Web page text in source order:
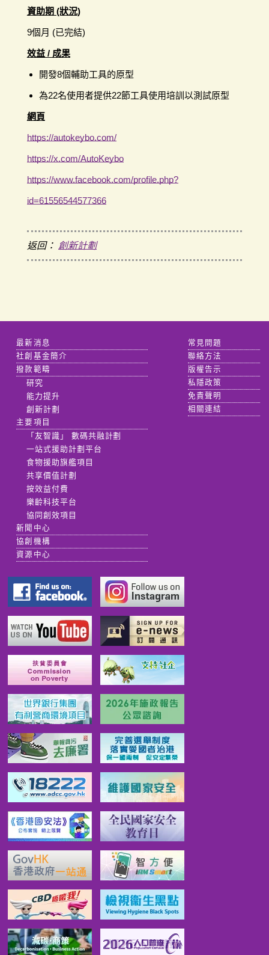
資助期 (狀況)
9個月 (已完結)
效益 / 成果
開發8個輔助工具的原型
為22名使用者提供22節工具使用培訓以測試原型
網頁
https://autokeybo.com/
https://x.com/AutoKeybo
https://www.facebook.com/profile.php?
id=61556544577366
返回： 創新計劃
最新消息
社創基金簡介
撥款範疇
研究
能力提升
創新計劃
主要項目
「友智識」 數碼共融計劃
一站式援助計劃平台
食物援助旗艦項目
共享價值計劃
按效益付費
樂齡科技平台
協同創效項目
新聞中心
協創機構
資源中心
常見問題
聯絡方法
版權告示
私隱政策
免責聲明
相關連結